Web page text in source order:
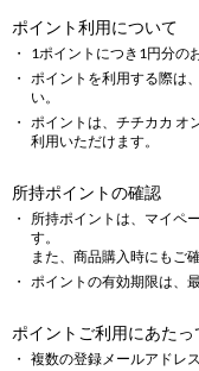
ポイント利用について
1ポイントにつき1円分の
ポイントを利用する際は
い。
ポイントは、チチカカ オ
利用いただけます。
所持ポイントの確認
所持ポイントは、マイペ
す。
また、商品購入時にもご
ポイントの有効期限は、
ポイントご利用にあた
複数の登録メールアドレ